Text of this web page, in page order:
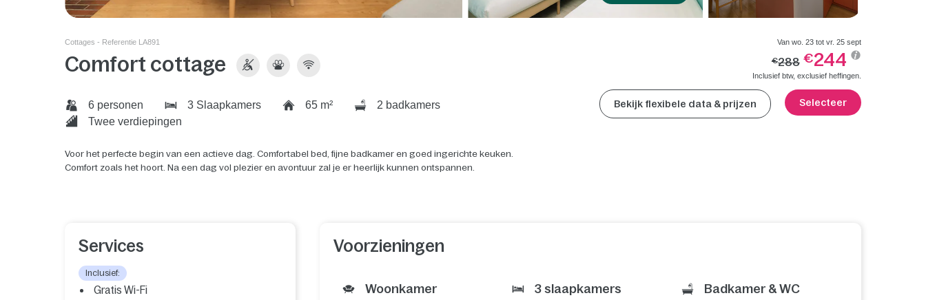
Cottages - Referentie LA891
Comfort cottage
6 personen 3 Slaapkamers 65 m²
2 badkamers
Twee verdiepingen
Voor het perfecte begin van een actieve dag. Comfortabel bed, fijne badkamer en goed ingerichte keuken.
Comfort zoals het hoort. Na een dag vol plezier en avontuur zal je er heerlijk kunnen ontspannen.
Van wo. 23 tot vr. 25 sept
€288 €244
Inclusief btw, exclusief heffingen.
Bekijk flexibele data & prijzen Selecteer
Services
Inclusief:
Gratis Wi-Fi
Voorzieningen
Woonkamer 3 slaapkamers Badkamer & WC